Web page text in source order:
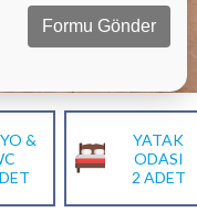
&
YATAK
ODASI
2 ADET
Formu Gönder